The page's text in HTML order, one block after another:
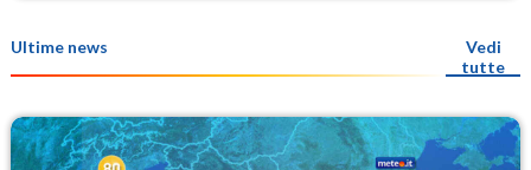
Ultime news
Vedi
tutte